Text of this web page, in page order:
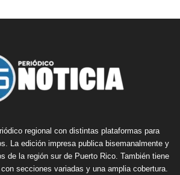
regional con distintas plataformas para
La edición impresa publica bisemanalmente y
de la región sur de Puerto Rico. También tiene
secciones variadas y una amplia cobertura.